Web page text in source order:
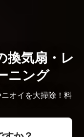
換気扇・レ
ニング
オイを大掃除！料